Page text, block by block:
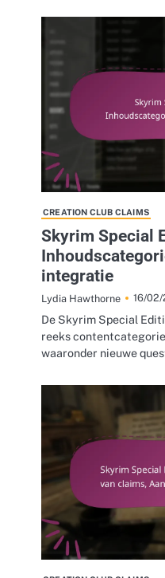
CREATION CLUB CLAIMS
Skyrim Special
integratie
Lydia Hawthorne 16/
De Skyrim Special
reeks
waaronder nieuwe